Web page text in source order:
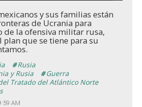
AM
y sus familias están
de Ucrania para
de la ofensiva militar rusa,
plan que se tiene para su
Rusia
y Rusia
Guerra
Tratado del Atlántico Norte